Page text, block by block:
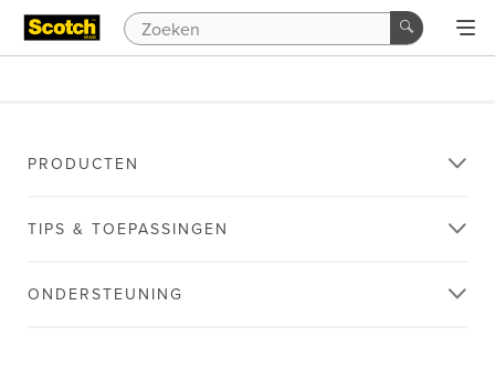
PRODUCTEN
TIPS & TOEPASSINGEN
ONDERSTEUNING